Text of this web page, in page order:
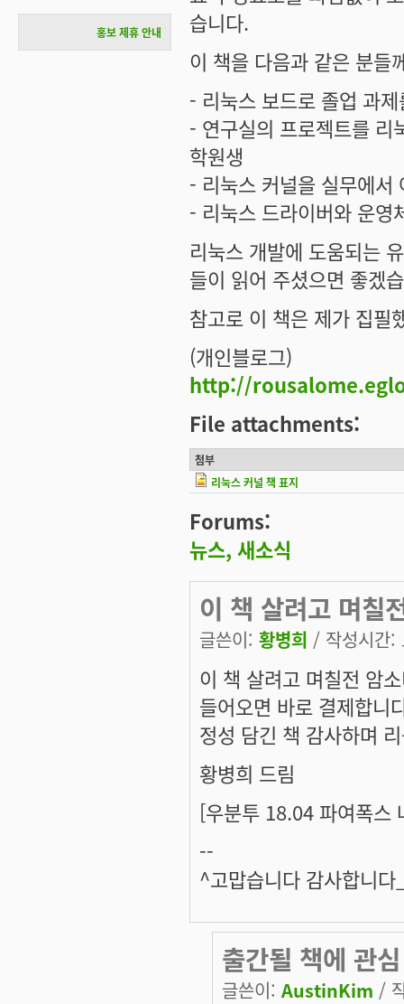
습니다.
이 책을 다음과 같은 분들
- 리눅스 보드로 졸업 과
- 연구실의 프로젝트를 리
학원생
- 리눅스 커널을 실무에서
- 리눅스 드라이버와 운영
리눅스 개발에 도움되는
들이 읽어 주셨으면 좋겠
참고로 이 책은 제가 집필
(개인블로그)
http://
File attachments:
첨부
리눅스 커널 책 표지
Forums:
뉴스, 새소식
이 책 살려고 며칠
글쓴이: 황병희 / 작성시간
이 책 살려고 며칠전 암
들어오면 바로 결제합니
정성 담긴 책 감사하며
황병희 드림
[우분투 18.04 파여폭스
--
^고맙습니다 감사합니
출간될 책에 관
글쓴이: AustinKim /
홍보 제휴 안내